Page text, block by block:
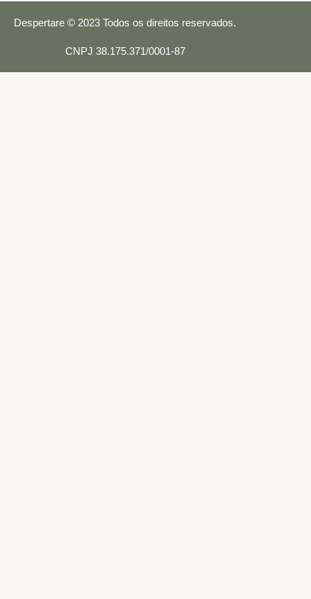
Despertare © 2023 Todos os direitos reservados.
CNPJ 38.175.371/0001-87